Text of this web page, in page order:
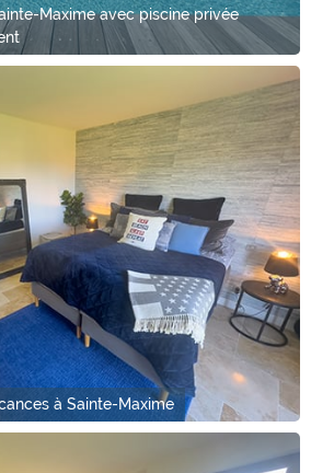
Maxime avec piscine privée
à Sainte-Maxime